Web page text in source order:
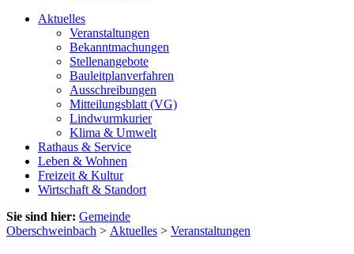
Aktuelles
Veranstaltungen
Bekanntmachungen
Stellenangebote
Bauleitplanverfahren
Ausschreibungen
Mitteilungsblatt (VG)
Lindwurmkurier
Klima & Umwelt
Rathaus & Service
Leben & Wohnen
Freizeit & Kultur
Wirtschaft & Standort
Sie sind hier: Gemeinde
Oberschweinbach > Aktuelles > Veranstaltungen